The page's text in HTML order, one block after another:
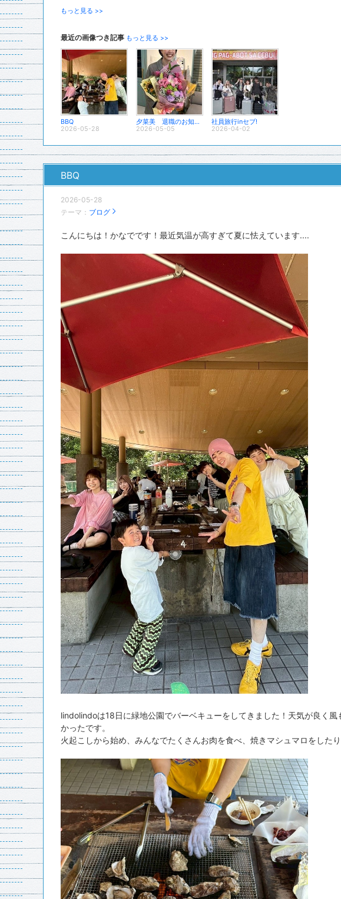
もっと見る >>
最近の画像つき記事 もっと見る >>
BBQ
2026-05-28
夕菜美 退職のお知らせ
2026-05-05
社員旅行inセブ!
2026-04-02
BBQ
2026-05-28
テーマ： ブログ
こんにちは！かなでです！最近気温が高すぎて夏に怯えています....
lindolindoは18日に緑地公園でバーベキューをしてきました！天気が良く風
かったです。
火起こしから始め、みんなでたくさんお肉を食べ、焼きマシュマロをした